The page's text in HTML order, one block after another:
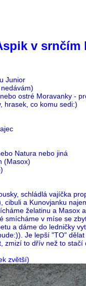
v srnčím
Junior
ostré Moravanky -
hrasek, co komu sedi:)
Natura nebo jiná
(Masox)
schládlá vajíčka
cibuli a Kunovjanku
želatinu a Masox
smícháme v míse se
a dáme do ledničky
Je lepší "TO" dělat
zmizí to dřív než to stačí
zvětší)